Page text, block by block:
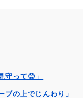
守って😊」
ブの上でじんわり」